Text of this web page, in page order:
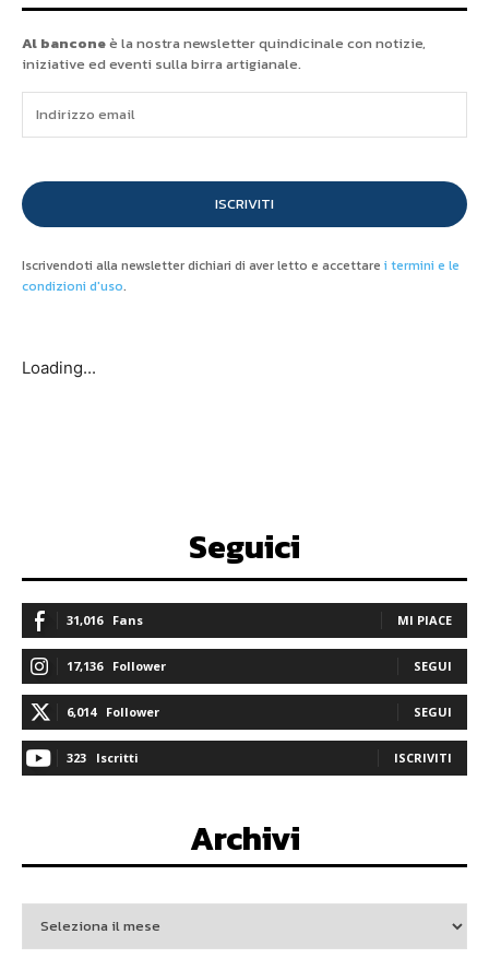
Al banconeè la nostra newsletter quindicinale con notizie,
iniziative ed eventi sulla birra artigianale.
ISCRIVITI
Iscrivendoti alla newsletter dichiari di aver letto e accettare i termini e le
condizioni d'uso.
Loading...
Seguici
31,016 Fans MI PIACE
17,136 Follower SEGUI
6,014 Follower SEGUI
323 Iscritti ISCRIVITI
Archivi